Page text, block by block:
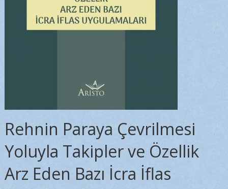
Rehnin Paraya Çevrilmesi
Yoluyla Takipler ve Özellik
Arz Eden Bazı İcra İflas